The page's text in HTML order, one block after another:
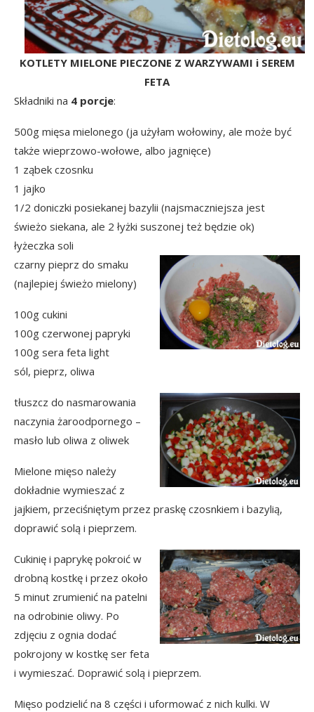
KOTLETY MIELONE PIECZONE Z WARZYWAMI i SEREM
FETA
Składniki na 4 porcje:
500g mięsa mielonego (ja użyłam wołowiny, ale może być
także wieprzowo-wołowe, albo jagnięce)
1 ząbek czosnku
1 jajko
1/2 doniczki posiekanej bazylii (najsmaczniejsza jest
świeżo siekana, ale 2 łyżki suszonej też będzie ok)
łyżeczka soli
czarny pieprz do smaku
(najlepiej świeżo mielony)
100g cukini
100g czerwonej papryki
100g sera feta light
sól, pieprz, oliwa
tłuszcz do nasmarowania
naczynia żaroodpornego –
masło lub oliwa z oliwek
Mielone mięso należy
dokładnie wymieszać z
jajkiem, przeciśniętym przez praskę czosnkiem i bazylią,
doprawić solą i pieprzem.
Cukinię i paprykę pokroić w
drobną kostkę i przez około
5 minut zrumienić na patelni
na odrobinie oliwy. Po
zdjęciu z ognia dodać
pokrojony w kostkę ser feta
i wymieszać. Doprawić solą i pieprzem.
Mięso podzielić na 8 części i uformować z nich kulki. W